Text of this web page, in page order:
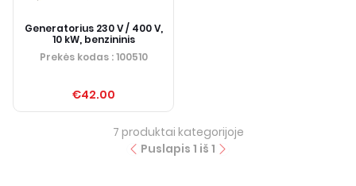
Generatorius 230 V / 400 V,
10 kW, benzininis
Prekės kodas: 100510
€42.00
7 produktai kategorijoje
Puslapis 1 iš 1